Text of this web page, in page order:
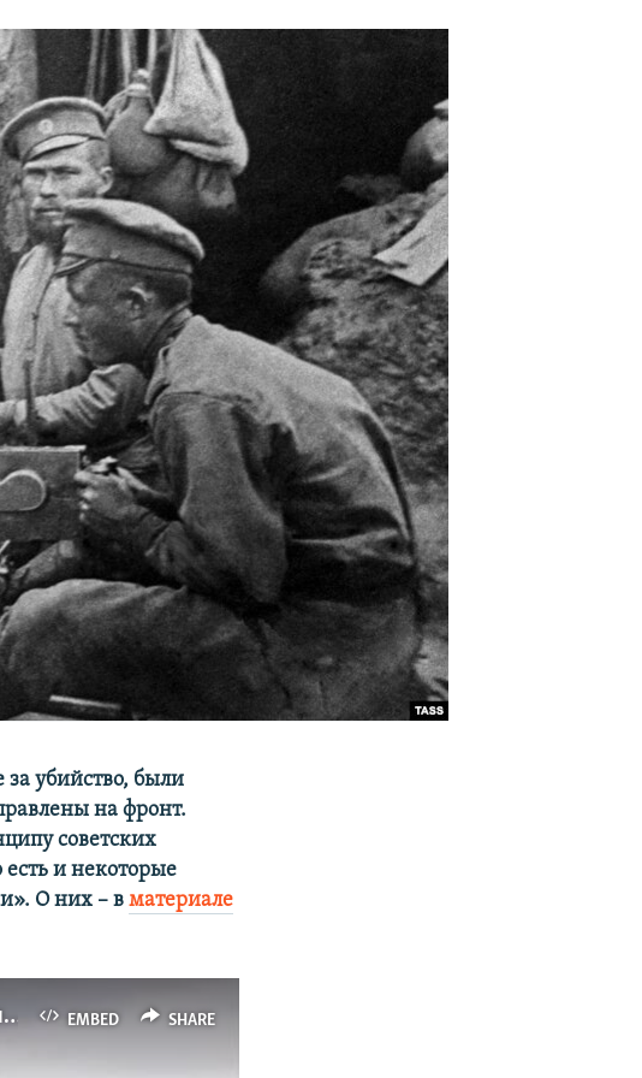
убийство, были
на фронт.
советских
и некоторые
О них – вматериале
EMBED SHARE
Опасные преступники в России получают помилование и отправляются на войну с Украиной